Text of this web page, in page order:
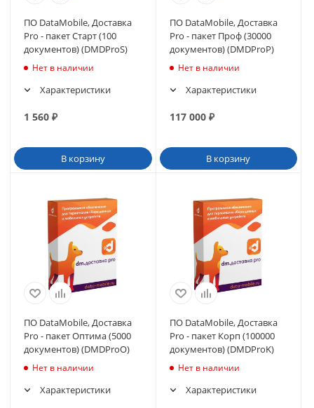
ПО DataMobile, Доставка
Pro - пакет Старт (100
документов) (DMDProS)
Нет в наличии
Характеристики
1 560 ₽
В корзину
ПО DataMobile, Доставка
Pro - пакет Проф (30000
документов) (DMDProP)
Нет в наличии
Характеристики
117 000₽
В корзину
ПО DataMobile, Доставка
Pro - пакет Оптима (5000
документов) (DMDProO)
Нет в наличии
Характеристики
ПО DataMobile, Доставка
Pro - пакет Корп (100000
документов) (DMDProK)
Нет в наличии
Характеристики